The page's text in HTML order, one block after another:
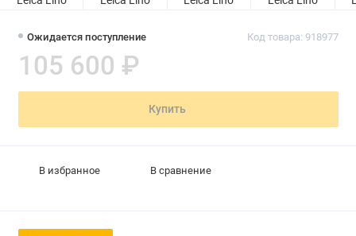
Ожидается поступление Код товара: 918977
105 600 ₽
Купить
В избранное В сравнение